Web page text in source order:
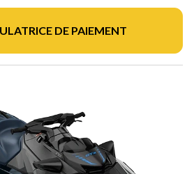
DE PAIEMENT